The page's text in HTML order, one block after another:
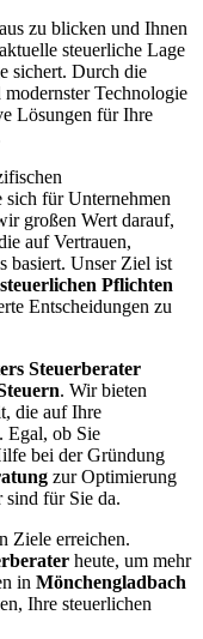
zu blicken und Ihnen
steuerliche Lage
sichert. Durch die
Technologie
Lösungen für Ihre
für Unternehmen
großen Wert darauf,
auf Vertrauen,
basiert. Unser Ziel ist
steuerlichen Pflichten
Entscheidungen zu
Steuerberater
. Wir bieten
die auf Ihre
Egal, ob Sie
bei der Gründung
zur Optimierung
für Sie da.
Ziele erreichen.
heute, um mehr
in Mönchengladbach
Ihre steuerlichen